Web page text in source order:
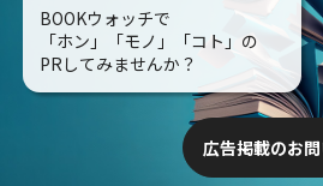
BOOKウォッチで
「ホン」「モノ」「コト」の
PRしてみませんか？
広告掲載のお